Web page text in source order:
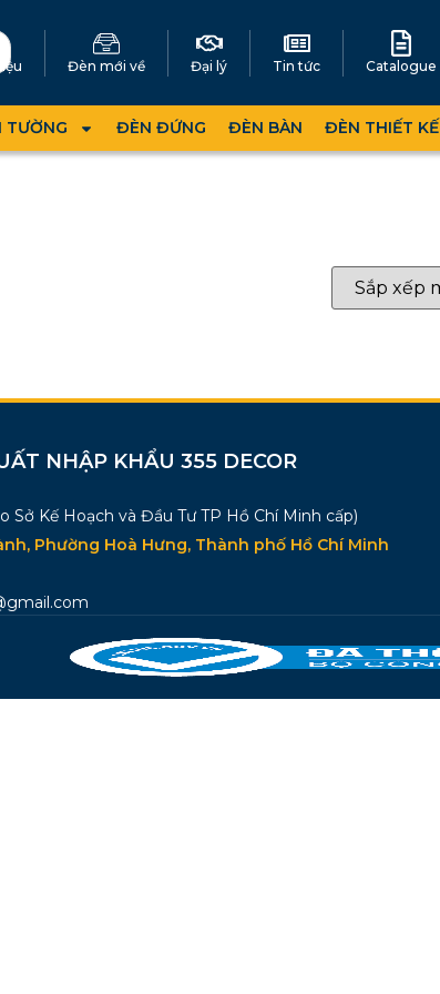
Đèn mới về Đại lý Tin tức Catalogue
TƯỜNG ĐÈN ĐỨNG ĐÈN BÀN ĐÈN THIẾT KẾ
NHẬP KHẨU 355 DECOR
Sở Kế Hoạch và Đầu Tư TP Hồ Chí Minh cấp)
Phường Hoà Hưng, Thành phố Hồ Chí Minh